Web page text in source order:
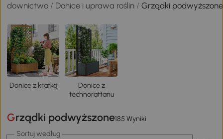
/ Donice i uprawa roślin /Grządki podwyższone
Donice z kratką
Donice z
technorattanu
Grządki podwyższone185 Wyniki
Sortuj według